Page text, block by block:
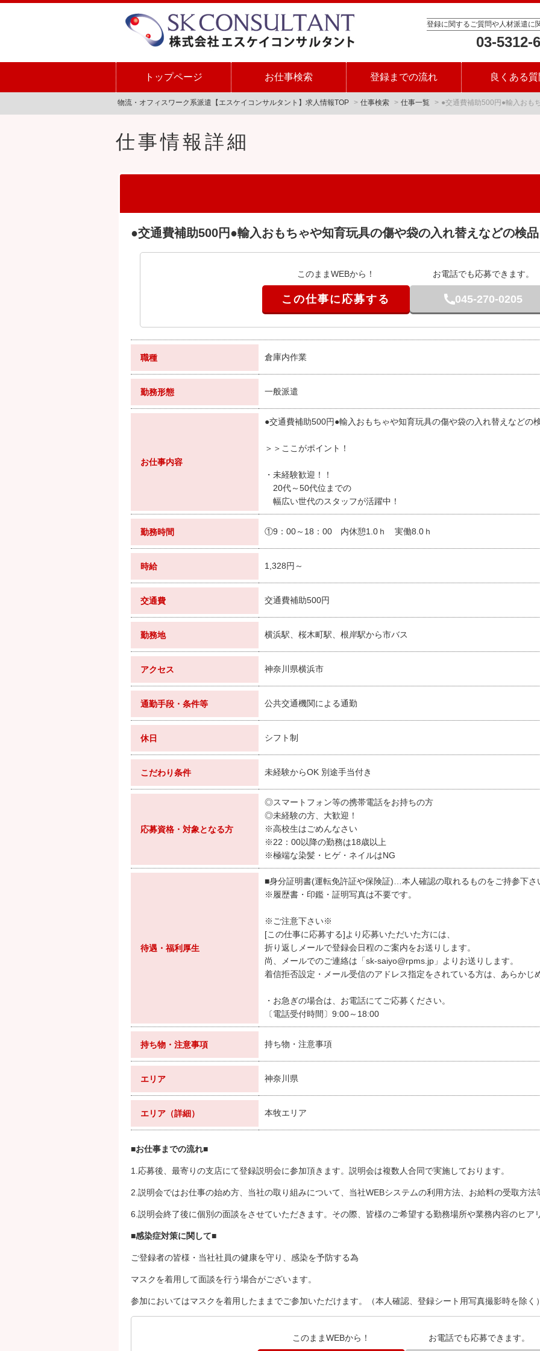
登録に関するご質問や人材派遣に
03-5312-
トップページ お仕事検索 登録までの流れ 良くある質
物流・オフィスワーク系派遣【エスケイコンサルタント】求人情報TOP 仕事検索 仕事一覧 ●交通費補助500円●輸入おも
仕事情報詳細
●交通費補助500円●輸入おもちゃや知育玩具の傷や袋の入れ替えなどの検品
このままWEBから！
この仕事に応募する
お電話でも応募できます。
045-270-0205
職種 倉庫内作業
勤務形態 一般派遣
お仕事内容
●交通費補助500円●輸入おもちゃや知育玩具の傷や袋の入れ替えなどの
＞＞ここがポイント！
・未経験歓迎！！
20代～50代位までの
幅広い世代のスタッフが活躍中！
勤務時間 ①9：00～18：00 内休憩1.0ｈ 実働8.0ｈ
時給 1,328円～
交通費 交通費補助500円
勤務地 横浜駅、桜木町駅、根岸駅から市バス
アクセス 神奈川県横浜市
通勤手段・条件等 公共交通機関による通勤
休日 シフト制
こだわり条件 未経験からOK 別途手当付き
応募資格・対象となる方
◎スマートフォン等の携帯電話をお持ちの方
◎未経験の方、大歓迎！
※高校生はごめんなさい
※22：00以降の勤務は18歳以上
※極端な染髪・ヒゲ・ネイルはNG
待遇・福利厚生
■身分証明書(運転免許証や保険証)…本人確認の取れるものをご持参下さ
※履歴書・印鑑・証明写真は不要です。
※ご注意下さい※
[この仕事に応募する]より応募いただいた方には、
折り返しメールで登録会日程のご案内をお送りします。
尚、メールでのご連絡は「sk-saiyo@rpms.jp」よりお送りします。
着信拒否設定・メール受信のアドレス指定をされている方は、あらかじ
・お急ぎの場合は、お電話にてご応募ください。
〔電話受付時間〕9:00～18:00
持ち物・注意事項 持ち物・注意事項
エリア 神奈川県
エリア（詳細） 本牧エリア
■お仕事までの流れ■
1.応募後、最寄りの支店にて登録説明会に参加頂きます。説明会は複数人合同で実施しております。
2.説明会ではお仕事の始め方、当社の取り組みについて、当社WEBシステムの利用方法、お給料の受取方
6.説明会終了後に個別の面談をさせていただきます。その際、皆様のご希望する勤務場所や業務内容のヒア
■感染症対策に関して■
ご登録者の皆様・当社社員の健康を守り、感染を予防する為
マスクを着用して面談を行う場合がございます。
参加においてはマスクを着用したままでご参加いただけます。（本人確認、登録シート用写真撮影時を除く
このままWEBから！ お電話でも応募できます。